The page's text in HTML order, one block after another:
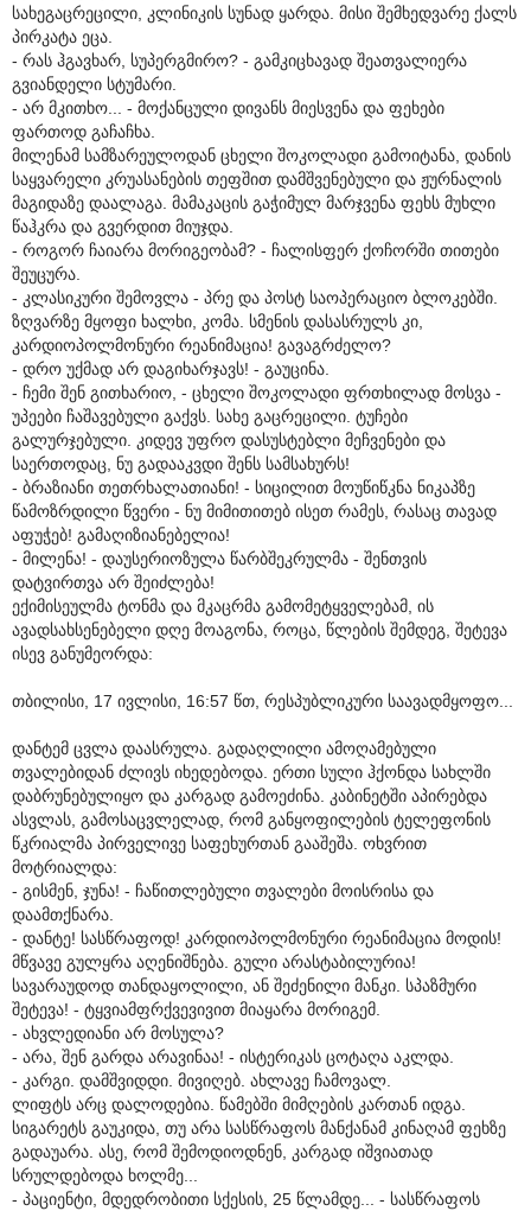
სახეგაცრეცილი, კლინიკის სუნად ყარდა. მისი შემხედვარე ქალს
პირკატა ეცა.
- რას ჰგავხარ, სუპერგმირო? - გამკიცხავად შეათვალიერა
გვიანდელი სტუმარი.
- არ მკითხო... - მოქანცული დივანს მიესვენა და ფეხები
ფართოდ გაჩაჩხა.
მილენამ სამზარეულოდან ცხელი შოკოლადი გამოიტანა, დანის
საყვარელი კრუასანების თეფშით დამშვენებული და ჟურნალის
მაგიდაზე დაალაგა. მამაკაცის გაჭიმულ მარჯვენა ფეხს მუხლი
წაჰკრა და გვერდით მიუჯდა.
- როგორ ჩაიარა მორიგეობამ? - ჩალისფერ ქოჩორში თითები
შეუცურა.
- კლასიკური შემოვლა - პრე და პოსტ საოპერაციო ბლოკებში.
ზღვარზე მყოფი ხალხი, კომა. სმენის დასასრულს კი,
კარდიოპოლმონური რეანიმაცია! გავაგრძელო?
- დრო უქმად არ დაგიხარჯავს! - გაუცინა.
- ჩემი შენ გითხარიო, - ცხელი შოკოლადი ფრთხილად მოსვა -
უპეები ჩაშავებული გაქვს. სახე გაცრეცილი. ტუჩები
გალურჯებული. კიდევ უფრო დასუსტებლი მეჩვენები და
საერთოდაც, ნუ გადააკვდი შენს სამსახურს!
- ბრაზიანი თეთრხალათიანი! - სიცილით მოუწიწკნა ნიკაპზე
წამოზრდილი წვერი - ნუ მიმითითებ ისეთ რამეს, რასაც თავად
აფუჭებ! გამაღიზიანებელია!
- მილენა! - დაუსერიოზულა წარბშეკრულმა - შენთვის
დატვირთვა არ შეიძლება!
ექიმისეულმა ტონმა და მკაცრმა გამომეტყველებამ, ის
ავადსახსენებელი დღე მოაგონა, როცა, წლების შემდეგ, შეტევა
ისევ განუმეორდა:
თბილისი, 17 ივლისი, 16:57 წთ, რესპუბლიკური საავადმყოფო...
დანტემ ცვლა დაასრულა. გადაღლილი ამოღამებული
თვალებიდან ძლივს იხედებოდა. ერთი სული ჰქონდა სახლში
დაბრუნებულიყო და კარგად გამოეძინა. კაბინეტში აპირებდა
ასვლას, გამოსაცვლელად, რომ განყოფილების ტელეფონის
წკრიალმა პირველივე საფეხურთან გააშეშა. ოხვრით
მოტრიალდა:
- გისმენ, ჯუნა! - ჩაწითლებული თვალები მოისრისა და
დაამთქნარა.
- დანტე! სასწრაფოდ! კარდიოპოლმონური რეანიმაცია მოდის!
მწვავე გულყრა აღენიშნება. გული არასტაბილურია!
სავარაუდოდ თანდაყოლილი, ან შეძენილი მანკი. სპაზმური
შეტევა! - ტყვიამფრქვევივით მიაყარა მორიგემ.
- ახვლედიანი არ მოსულა?
- არა, შენ გარდა არავინაა! - ისტერიკას ცოტაღა აკლდა.
- კარგი. დამშვიდდი. მივიღებ. ახლავე ჩამოვალ.
ლიფტს არც დალოდებია. წამებში მიმღების კართან იდგა.
სიგარეტს გაუკიდა, თუ არა სასწრაფოს მანქანამ კინაღამ ფეხზე
გადაუარა. ასე, რომ შემოდიოდნენ, კარგად იშვიათად
სრულდებოდა ხოლმე...
- პაციენტი, მდედრობითი სქესის, 25 წლამდე... - სასწრაფოს